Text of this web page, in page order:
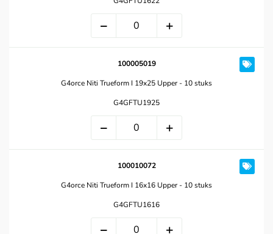
100005019
G4orce Niti Trueform I 19x25 Upper - 10 stuks
G4GFTU1925
100010072
G4orce Niti Trueform I 16x16 Upper - 10 stuks
G4GFTU1616